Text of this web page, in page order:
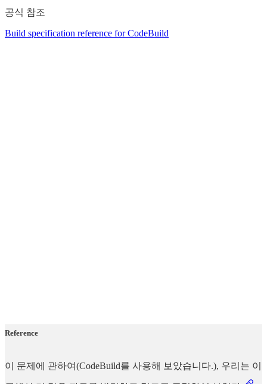
공식 참조
Build specification reference for CodeBuild
Reference
이 문제에 관하여(CodeBuild를 사용해 보았습니다.), 우리는 이